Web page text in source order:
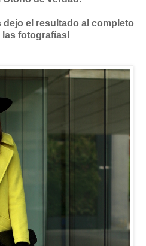
dejo el resultado al completo
fotografías!